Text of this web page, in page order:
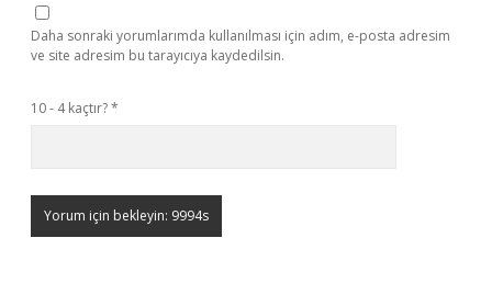
Daha sonraki yorumlarımda kullanılması için adım, e-posta adresim
ve site adresim bu tarayıcıya kaydedilsin.
10 - 4 kaçtır?*